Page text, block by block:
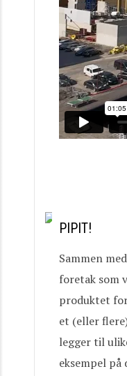
PIPIT!
Sammen
foretak som
produktet
et (eller
legger til
eksempel på